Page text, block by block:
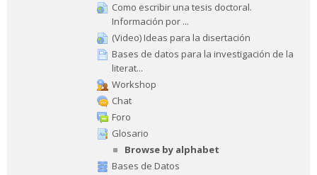
Como escribir una tesis doctoral.
Información por ...
(Video) Ideas para la disertación
Bases de datos para la investigación de la
literat...
Workshop
Chat
Foro
Glosario
Browse by alphabet
Bases de Datos